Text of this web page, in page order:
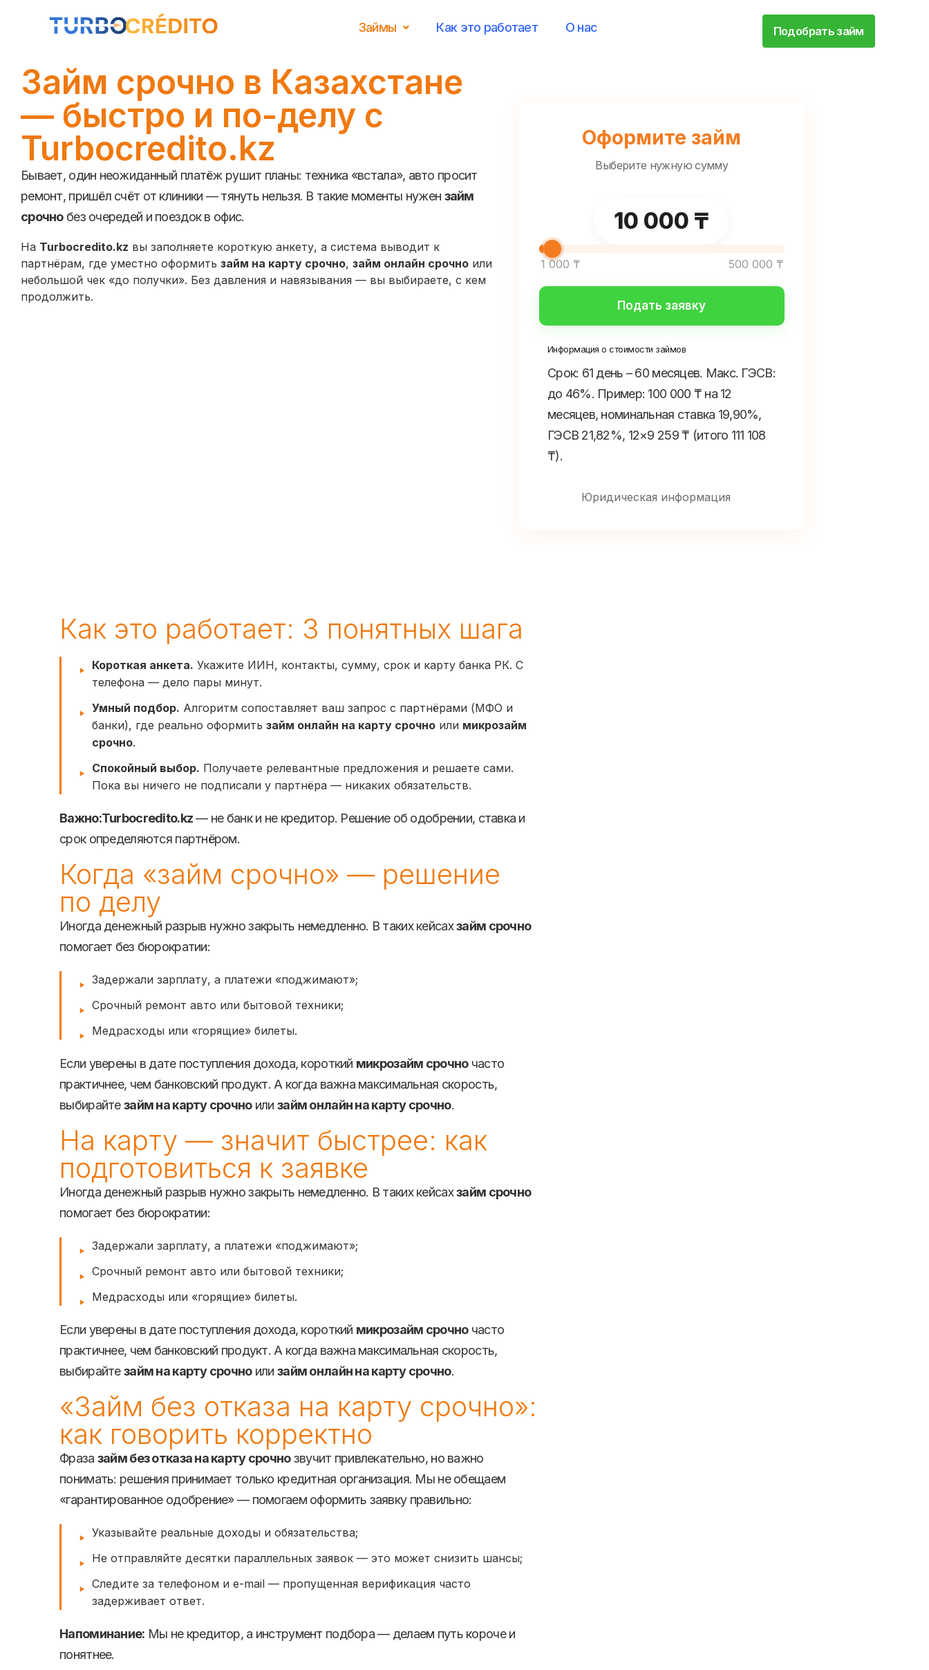
Займы Как это работает О нас Подобрать займ
Займ срочно в Казахстане
— быстро и по-делу с
Turbocredito.kz
Бывает, один неожиданный платёж рушит планы: техника «встала», авто просит
ремонт, пришёл счёт от клиники — тянуть нельзя. В такие моменты нужен займ
срочнобез очередей и поездок в офис.
На Turbocredito.kz вы заполняете короткую анкету, а система выводит к
партнёрам, где уместно оформить займ на карту срочно, займ онлайн срочно или
небольшой чек «до получки». Без давления и навязывания — вы выбираете, с кем
продолжить.
Оформите займ
Выберите нужную сумму
10 000 ₸
1 000 ₸ 500 000 ₸
Подать заявку
Информация о стоимости займов
Срок: 61 день – 60 месяцев. Макс. ГЭСВ:
до 46%. Пример: 100 000 ₸ на 12
месяцев, номинальная ставка 19,90%,
ГЭСВ 21,82%, 12×9 259 ₸ (итого 111 108
₸).
Юридическая информация
Как это работает: 3 понятных шага
Короткая анкета. Укажите ИИН, контакты, сумму, срок и карту банка РК. С
телефона — дело пары минут.
Умный подбор. Алгоритм сопоставляет ваш запрос с партнёрами (МФО и
банки), где реально оформитьзайм онлайн на карту срочно или микрозайм
срочно.
Спокойный выбор. Получаете релевантные предложения и решаете сами.
Пока вы ничего не подписали у партнёра — никаких обязательств.
Важно:Turbocredito.kz— не банк и не кредитор. Решение об одобрении, ставка и
срок определяются партнёром.
Когда «займ срочно» — решение
по делу
Иногда денежный разрыв нужно закрыть немедленно. В таких кейсахзайм срочно
помогает без бюрократии:
Задержали зарплату, а платежи «поджимают»;
Срочный ремонт авто или бытовой техники;
Медрасходы или «горящие» билеты.
Если уверены в дате поступления дохода, короткий микрозайм срочночасто
практичнее, чем банковский продукт. А когда важна максимальная скорость,
выбирайтезайм на карту срочноилизайм онлайн на карту срочно.
На карту — значит быстрее: как
подготовиться к заявке
Иногда денежный разрыв нужно закрыть немедленно. В таких кейсахзайм срочно
помогает без бюрократии:
Задержали зарплату, а платежи «поджимают»;
Срочный ремонт авто или бытовой техники;
Медрасходы или «горящие» билеты.
Если уверены в дате поступления дохода, короткий микрозайм срочночасто
практичнее, чем банковский продукт. А когда важна максимальная скорость,
выбирайтезайм на карту срочноилизайм онлайн на карту срочно.
«Займ без отказа на карту срочно»:
как говорить корректно
Фраза займ без отказа на карту срочнозвучит привлекательно, но важно
понимать: решения принимает только кредитная организация. Мы не обещаем
«гарантированное одобрение» — помогаем оформить заявку правильно:
Указывайте реальные доходы и обязательства;
Не отправляйте десятки параллельных заявок — это может снизить шансы;
Следите за телефоном и e-mail — пропущенная верификация часто
задерживает ответ.
Напоминание: Мы не кредитор, а инструмент подбора — делаем путь короче и
понятнее.